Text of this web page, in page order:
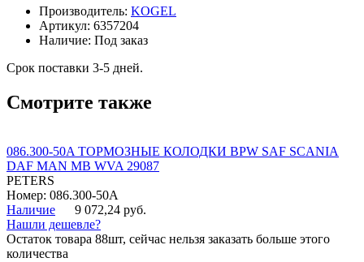
Производитель: KOGEL
Артикул: 6357204
Наличие: Под заказ
Срок поставки 3-5 дней.
Смотрите также
086.300-50A ТОРМОЗНЫЕ КОЛОДКИ BPW SAF SCANIA
DAF MAN MB WVA 29087
PETERS
Номер: 086.300-50A
Наличие
9 072,24 руб.
Нашли дешевле?
Остаток товара 88шт, сейчас нельзя заказать больше этого
количества